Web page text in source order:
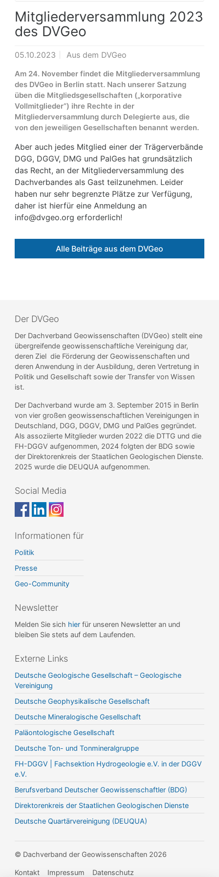
Mitgliederversammlung 2023
des DVGeo
05.10.2023 Aus dem DVGeo
Am 24. November findet die Mitgliederversammlung
des DVGeo in Berlin statt. Nach unserer Satzung
üben die Mitgliedsgesellschaften („korporative
Vollmitglieder“) ihre Rechte in der
Mitgliederversammlung durch Delegierte aus, die
von den jeweiligen Gesellschaften benannt werden.
Aber auch jedes Mitglied einer der Trägerverbände
DGG, DGGV, DMG und PalGes hat grundsätzlich
das Recht, an der Mitgliederversammlung des
Dachverbandes als Gast teilzunehmen. Leider
haben nur sehr begrenzte Plätze zur Verfügung,
daher ist hierfür eine Anmeldung an
info@dvgeo.org erforderlich!
Alle Beiträge aus dem DVGeo
Der DVGeo
Der Dachverband Geowissenschaften (DVGeo) stellt eine
übergreifende geowissenschaftliche Vereinigung dar,
deren Ziel die Förderung der Geowissenschaften und
deren Anwendung in der Ausbildung, deren Vertretung in
Politik und Gesellschaft sowie der Transfer von Wissen
ist.
Der Dachverband wurde am 3. September 2015 in Berlin
von vier großen geowissenschaftlichen Vereinigungen in
Deutschland, DGG, DGGV, DMG und PalGes gegründet.
Als assoziierte Mitglieder wurden 2022 die DTTG und die
FH-DGGV aufgenommen, 2024 folgten der BDG sowie
der Direktorenkreis der Staatlichen Geologischen Dienste.
2025 wurde die DEUQUA aufgenommen.
Social Media
Informationen für
Politik
Presse
Geo-Community
Newsletter
Melden Sie sich hier für unseren Newsletter an und
bleiben Sie stets auf dem Laufenden.
Externe Links
Deutsche Geologische Gesellschaft – Geologische
Vereinigung
Deutsche Geophysikalische Gesellschaft
Deutsche Mineralogische Gesellschaft
Paläontologische Gesellschaft
Deutsche Ton- und Tonmineralgruppe
FH-DGGV | Fachsektion Hydrogeologie e.V. in der DGGV
e.V.
Berufsverband Deutscher Geowissenschaftler (BDG)
Direktorenkreis der Staatlichen Geologischen Dienste
Deutsche Quartärvereinigung (DEUQUA)
© Dachverband der Geowissenschaften 2026
Kontakt Impressum Datenschutz